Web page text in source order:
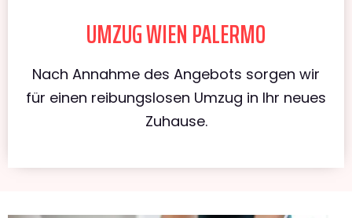
UMZUG WIEN PALERMO
Nach Annahme des Angebots sorgen wir
für einen reibungslosen Umzug in Ihr neues
Zuhause.